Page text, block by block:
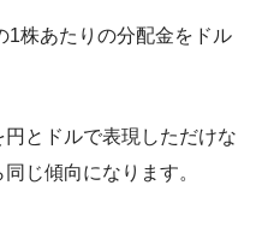
1株あたりの分配金をドル
とドルで表現しただけな
じ傾向になります。